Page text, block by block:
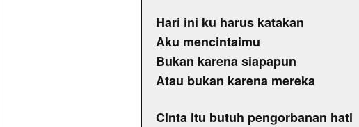
Hari ini ku harus katakan
Aku mencintaimu
Bukan karena siapapun
Atau bukan karena mereka
Cinta itu butuh pengorbanan hati